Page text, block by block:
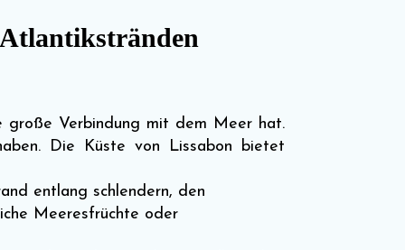
Verbindung mit dem Meer hat.
Die Küste von Lissabon bietet
entlang schlendern, den
Meeresfrüchte oder